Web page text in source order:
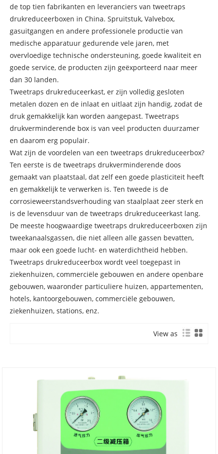
de top tien fabrikanten en leveranciers van tweetraps
drukreduceerboxen in China. Spruitstuk, Valvebox,
gasuitgangen en andere professionele productie van
medische apparatuur gedurende vele jaren, met
overvloedige technische ondersteuning, goede kwaliteit en
goede service, de producten zijn geëxporteerd naar meer
dan 30 landen.
Tweetraps drukreduceerkast, er zijn volledig gesloten
metalen dozen en de inlaat en uitlaat zijn handig, zodat de
druk gemakkelijk kan worden aangepast. Tweetraps
drukverminderende box is van veel producten duurzamer
en daarom erg populair.
Wat zijn de voordelen van een tweetraps drukreduceerbox?
Ten eerste is de tweetraps drukverminderende doos
gemaakt van plaatstaal, dat zelf een goede plasticiteit heeft
en gemakkelijk te verwerken is. Ten tweede is de
corrosieweerstandsverhouding van staalplaat zeer sterk en
is de levensduur van de tweetraps drukreduceerkast lang.
De meeste hoogwaardige tweetraps drukreduceerboxen zijn
tweekanaalsgassen, die niet alleen alle gassen bevatten,
maar ook een goede lucht- en waterdichtheid hebben.
Tweetraps drukreduceerbox wordt veel toegepast in
ziekenhuizen, commerciële gebouwen en andere openbare
gebouwen, waaronder particuliere huizen, appartementen,
hotels, kantoorgebouwen, commerciële gebouwen,
ziekenhuizen, stations, enz.
View as